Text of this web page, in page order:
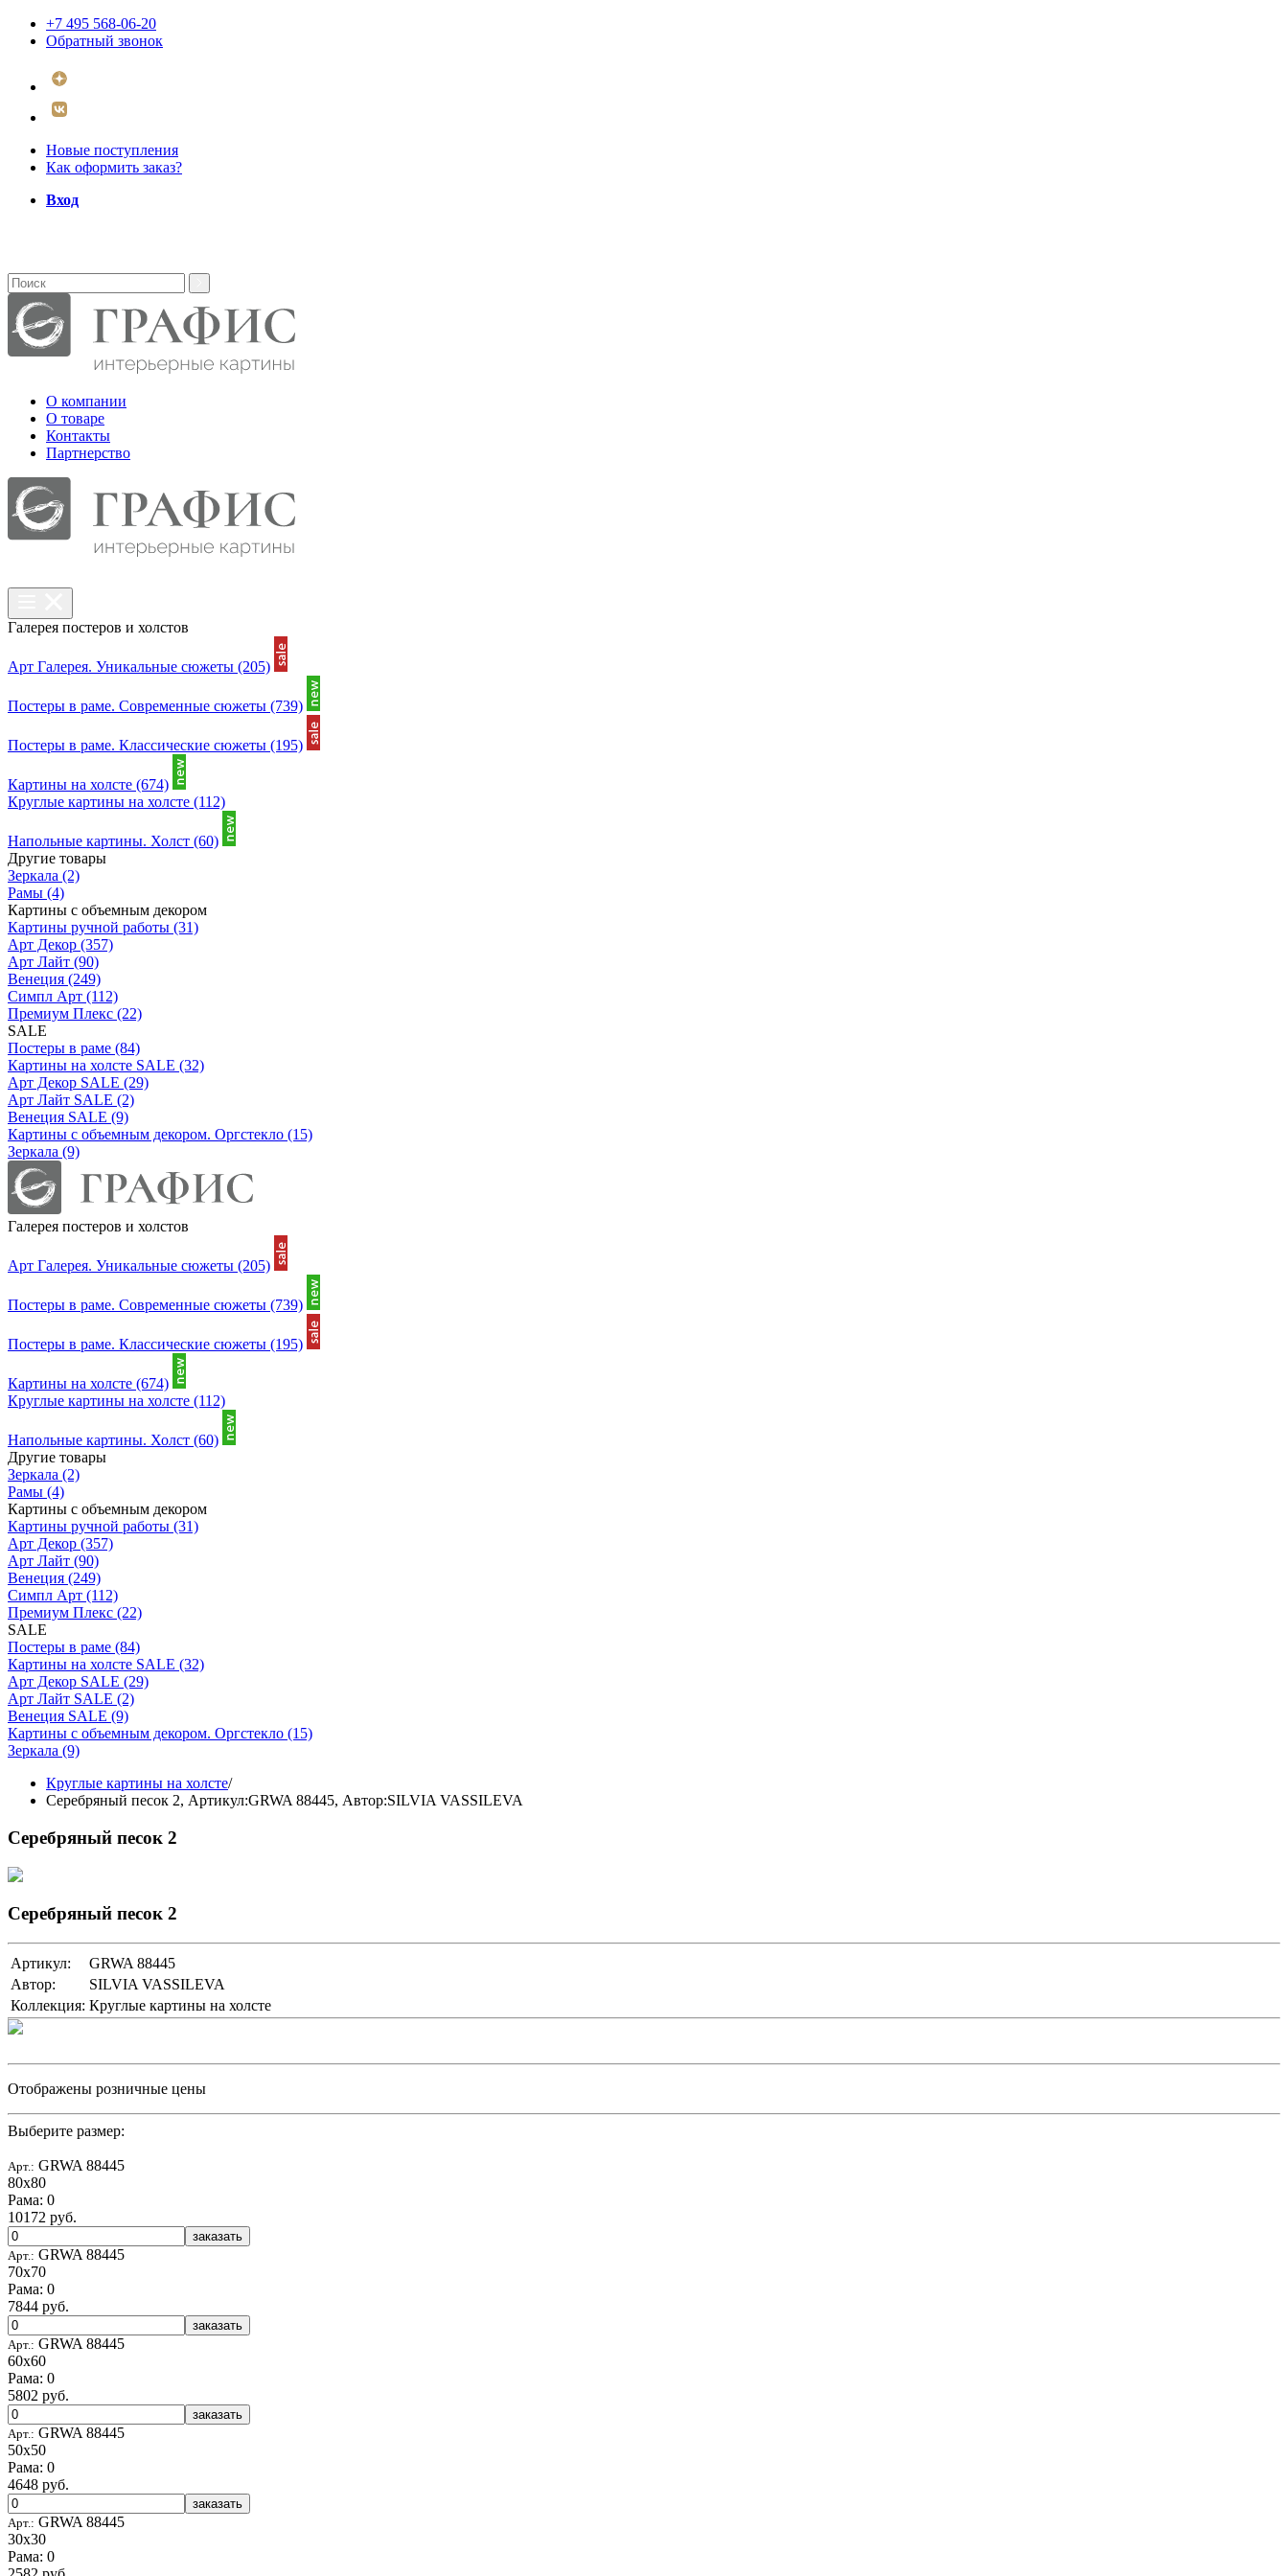
+7 495 568-06-20
Обратный звонок
Новые поступления
Как оформить заказ?
Вход
О компании
О товаре
Контакты
Партнерcтво
Галерея постеров и холстов
Арт Галерея. Уникальные сюжеты (205)
Постеры в раме. Современные сюжеты (739)
Постеры в раме. Классические сюжеты (195)
Картины на холсте (674)
Круглые картины на холсте (112)
Напольные картины. Холст (60)
Другие товары
Зеркала (2)
Рамы (4)
Картины с объемным декором
Картины ручной работы (31)
Арт Декор (357)
Арт Лайт (90)
Венеция (249)
Симпл Арт (112)
Премиум Плекс (22)
SALE
Постеры в раме (84)
Картины на холсте SALE (32)
Арт Декор SALE (29)
Арт Лайт SALE (2)
Венеция SALE (9)
Картины с объемным декором. Оргстекло (15)
Зеркала (9)
Галерея постеров и холстов
Арт Галерея. Уникальные сюжеты (205)
Постеры в раме. Современные сюжеты (739)
Постеры в раме. Классические сюжеты (195)
Картины на холсте (674)
Круглые картины на холсте (112)
Напольные картины. Холст (60)
Другие товары
Зеркала (2)
Рамы (4)
Картины с объемным декором
Картины ручной работы (31)
Арт Декор (357)
Арт Лайт (90)
Венеция (249)
Симпл Арт (112)
Премиум Плекс (22)
SALE
Постеры в раме (84)
Картины на холсте SALE (32)
Арт Декор SALE (29)
Арт Лайт SALE (2)
Венеция SALE (9)
Картины с объемным декором. Оргстекло (15)
Зеркала (9)
Круглые картины на холсте/
Серебряный песок 2, Артикул:GRWA 88445, Автор:SILVIA VASSILEVA
Серебряный песок 2
Серебряный песок 2
Артикул:
GRWA 88445
Автор:
SILVIA VASSILEVA
Коллекция: Круглые картины на холсте
Отображены розничные цены
Выберите размер:
Арт.: GRWA 88445
80x80
Рама: 0
10172 руб.
заказать
Арт.: GRWA 88445
70x70
Рама: 0
7844 руб.
заказать
Арт.: GRWA 88445
60x60
Рама: 0
5802 руб.
заказать
Арт.: GRWA 88445
50x50
Рама: 0
4648 руб.
заказать
Арт.: GRWA 88445
30x30
Рама: 0